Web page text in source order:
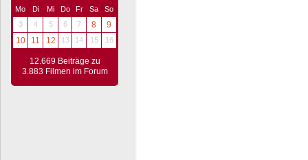
Mo Di Mi Do Fr Sa
So
3
4 5 6 7 8
9
10
11 12 13 14 15 16
12.669 Beiträge zu
3.883 Filmen im Forum